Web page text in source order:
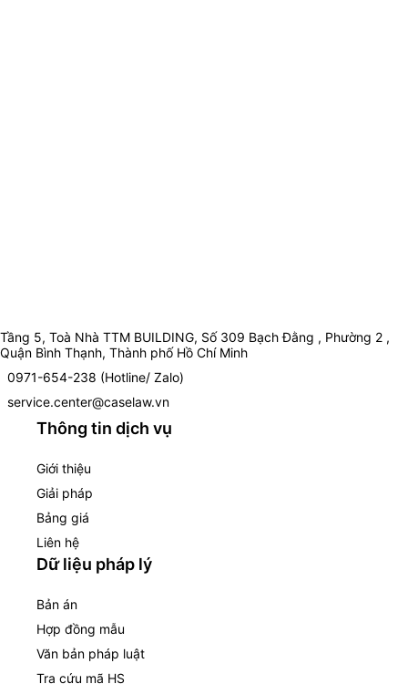
Tầng 5, Toà Nhà TTM BUILDING, Số 309 Bạch Đằng , Phường 2 ,
Quận Bình Thạnh, Thành phố Hồ Chí Minh
0971-654-238 (Hotline/ Zalo)
service.center@caselaw.vn
Thông tin dịch vụ
Giới thiệu
Giải pháp
Bảng giá
Liên hệ
Dữ liệu pháp lý
Bản án
Hợp đồng mẫu
Văn bản pháp luật
Tra cứu mã HS